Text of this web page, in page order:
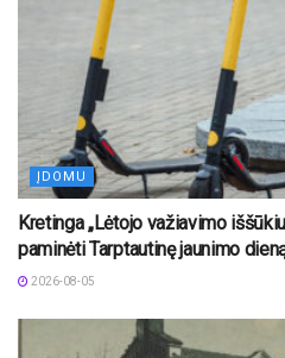
ĮDOMU
Kretinga „Lėtojo važiavimo
paminėti Tarptautinę jaunimo
2026-08-05